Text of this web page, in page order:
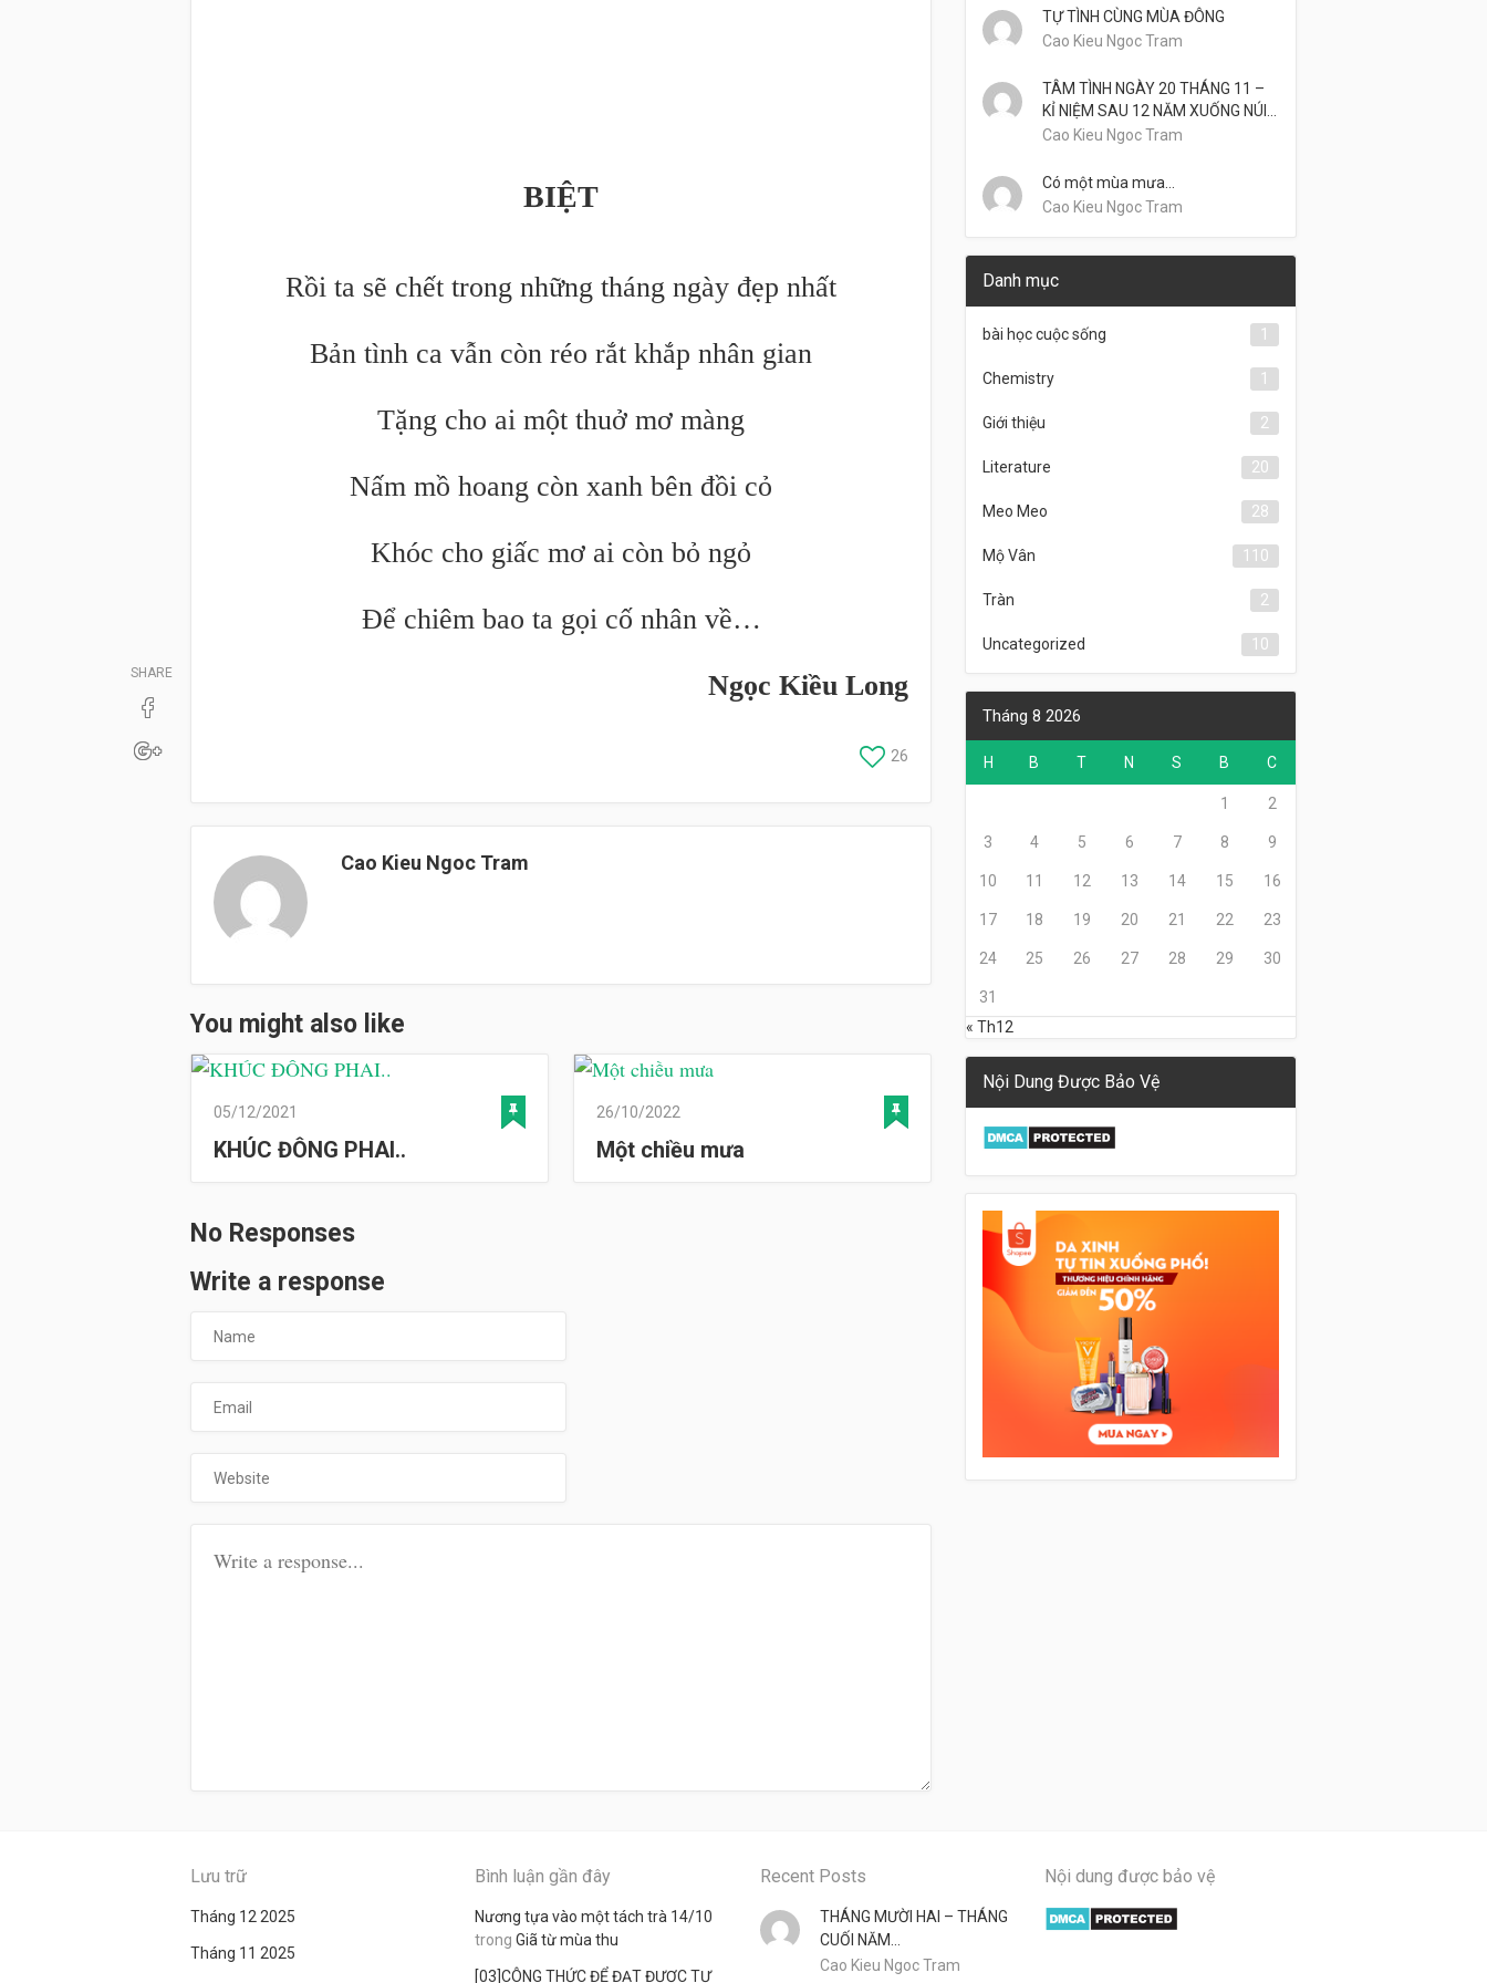
BIỆT
Rồi ta sẽ chết trong những tháng ngày đẹp nhất
Bản tình ca vẫn còn réo rắt khắp nhân gian
Tặng cho ai một thuở mơ màng
Nấm mồ hoang còn xanh bên đồi cỏ
Khóc cho giấc mơ ai còn bỏ ngỏ
Để chiêm bao ta gọi cố nhân về…
Ngọc Kiều Long
SHARE
26
Cao Kieu Ngoc Tram
You might also like
05/12/2021
KHÚC ĐÔNG PHAI..
26/10/2022
Một chiều mưa
No Responses
Write a response
TỰ TÌNH CÙNG MÙA ĐÔNG
Cao Kieu Ngoc Tram
TÂM TÌNH NGÀY 20 THÁNG 11 –
KỈ NIỆM SAU 12 NĂM XUỐNG NÚI…
Cao Kieu Ngoc Tram
Có một mùa mưa…
Cao Kieu Ngoc Tram
Danh mục
bài học cuộc sống 1
Chemistry 1
Giới thiệu 2
Literature 20
Meo Meo 28
Mộ Vân 110
Tràn 2
Uncategorized 10
Tháng 8 2026
H B T N S B C
1 2
3 4 5 6 7 8 9
10 11 12 13 14 15 16
17 18 19 20 21 22 23
24 25 26 27 28 29 30
31
« Th12
Nội Dung Được Bảo Vệ
Lưu trữ
Tháng 12 2025
Tháng 11 2025
Bình luận gần đây
Nương tựa vào một tách trà 14/10
trongGiã từ mùa thu
[03]CÔNG THỨC ĐỂ ĐẠT ĐƯỢC TỰ
Recent Posts
THÁNG MƯỜI HAI – THÁNG
CUỐI NĂM…
Cao Kieu Ngoc Tram
Nội dung được bảo vệ